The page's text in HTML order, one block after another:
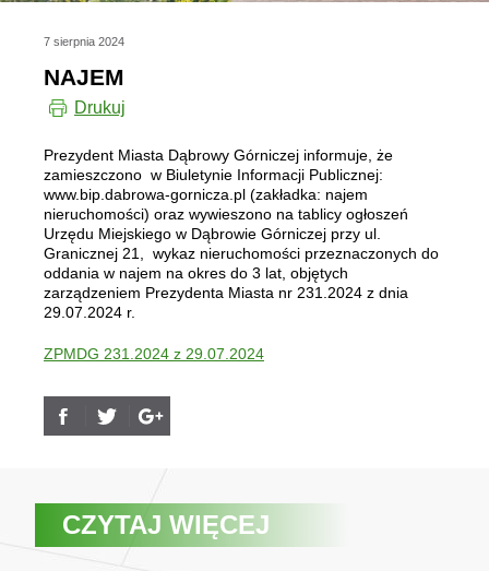
7 sierpnia 2024
NAJEM
Drukuj
Prezydent Miasta Dąbrowy Górniczej informuje, że
zamieszczono w Biuletynie Informacji Publicznej:
www.bip.dabrowa-gornicza.pl (zakładka: najem
nieruchomości) oraz wywieszono na tablicy ogłoszeń
Urzędu Miejskiego w Dąbrowie Górniczej przy ul.
Granicznej 21, wykaz nieruchomości przeznaczonych do
oddania w najem na okres do 3 lat, objętych
zarządzeniem Prezydenta Miasta nr 231.2024 z dnia
29.07.2024 r.
ZPMDG 231.2024 z 29.07.2024
CZYTAJ WIĘCEJ